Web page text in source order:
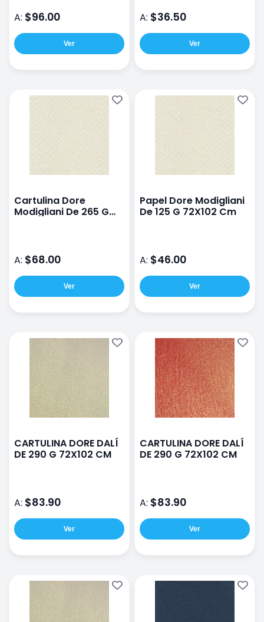
A: $96.00
Ver
A: $36.50
Ver
Cartulina Dore
Modigliani De 265 G
A: $68.00
Ver
Papel Dore Modigliani
De 125 G 72X102 Cm
A: $46.00
Ver
CARTULINA DORE DALÍ
DE 290 G 72X102 CM
A: $83.90
Ver
CARTULINA DORE DALÍ
DE 290 G 72X102 CM
A: $83.90
Ver